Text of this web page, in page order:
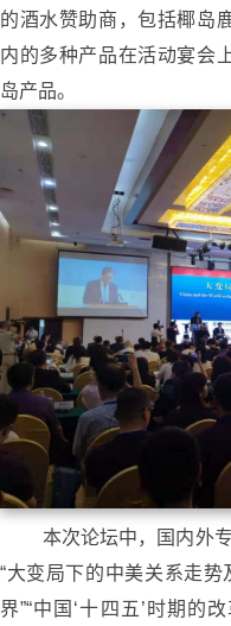
的酒水赞助商，包括椰岛
内的多种产品在活动宴会
岛产品。
本次论坛中，国内外
“大变局下的中美关系走势
界”“中国‘十四五’时期的